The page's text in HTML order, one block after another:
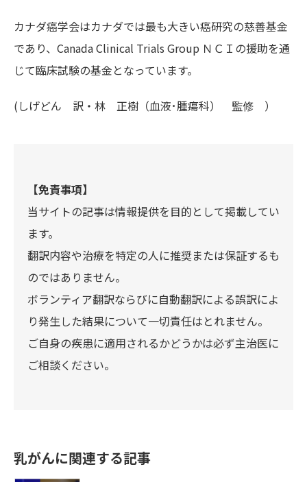
カナダ癌学会はカナダでは最も大きい癌研究の慈善基金
であり、Canada Clinical Trials Group ＮＣＩの援助を通
じて臨床試験の基金となっています。
(しげどん 訳・林 正樹（血液･腫瘍科） 監修 ）
【免責事項】
当サイトの記事は情報提供を目的として掲載してい
ます。
翻訳内容や治療を特定の人に推奨または保証するも
のではありません。
ボランティア翻訳ならびに自動翻訳による誤訳によ
り発生した結果について一切責任はとれません。
ご自身の疾患に適用されるかどうかは必ず主治医に
ご相談ください。
乳がんに関連する記事